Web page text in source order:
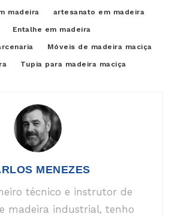
madeira artesanato em madeira
Entalhe em madeira
Móveis de madeira maciça
Tupia para madeira maciça
MENEZES
técnico e instrutor de
madeira industrial, tenho